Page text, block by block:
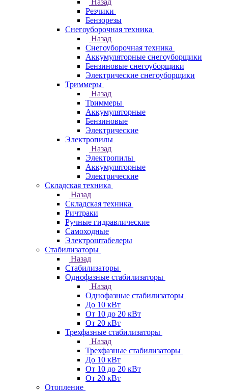
Назад
Резчики
Бензорезы
Снегоуборочная техника
Назад
Снегоуборочная техника
Аккумуляторные снегоуборщики
Бензиновые снегоуборщики
Электрические снегоуборщики
Триммеры
Назад
Триммеры
Аккумуляторные
Бензиновые
Электрические
Электропилы
Назад
Электропилы
Аккумуляторные
Электрические
Складская техника
Назад
Складская техника
Ричтраки
Ручные гидравлические
Самоходные
Электроштабелеры
Стабилизаторы
Назад
Стабилизаторы
Однофазные стабилизаторы
Назад
Однофазные стабилизаторы
До 10 кВт
От 10 до 20 кВт
От 20 кВт
Трехфазные стабилизаторы
Назад
Трехфазные стабилизаторы
До 10 кВт
От 10 до 20 кВт
От 20 кВт
Отопление